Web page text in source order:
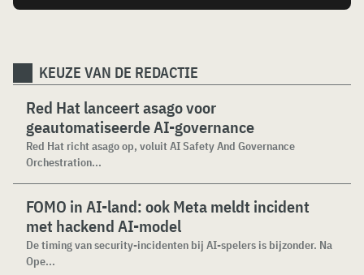
KEUZE VAN DE REDACTIE
Red Hat lanceert asago voor
geautomatiseerde AI-governance
Red Hat richt asago op, voluit AI Safety And Governance
Orchestration...
FOMO in AI-land: ook Meta meldt incident
met hackend AI-model
De timing van security-incidenten bij AI-spelers is bijzonder. Na
Ope...